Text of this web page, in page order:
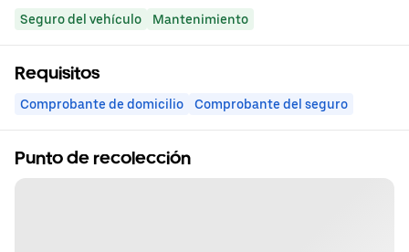
Seguro del vehículo Mantenimiento
Requisitos
Comprobante de domicilio Comprobante del seguro
Punto de recolección